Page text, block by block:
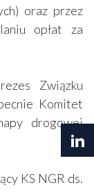
oraz przez
opłat za
Związku
Komitet
drogowej
KS NGR ds.